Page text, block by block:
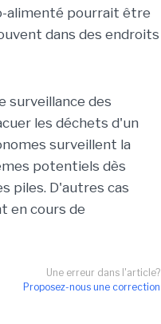
alimenté pourrait être
dans des endroits
surveillance des
les déchets d'un
surveillent la
potentiels dès
piles. D'autres cas
en cours de
Une erreur dans l'article?
Proposez-nous une correction